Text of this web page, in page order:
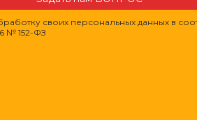
своих персональных данных в
№ 152-ФЗ